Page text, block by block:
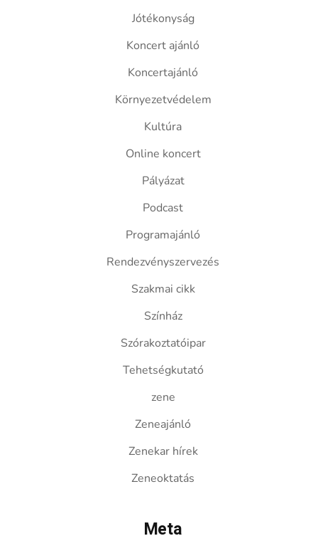
Jótékonyság
Koncert ajánló
Koncertajánló
Környezetvédelem
Kultúra
Online koncert
Pályázat
Podcast
Programajánló
Rendezvényszervezés
Szakmai cikk
Színház
Szórakoztatóipar
Tehetségkutató
zene
Zeneajánló
Zenekar hírek
Zeneoktatás
Meta